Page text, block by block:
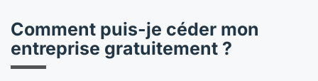
Comment puis-je céder mon
entreprise gratuitement ?